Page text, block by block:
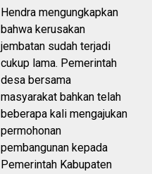
Hendra mengungkapkan
bahwa kerusakan
jembatan sudah terjadi
cukup lama. Pemerintah
desa bersama
masyarakat bahkan telah
beberapa kali mengajukan
permohonan
pembangunan kepada
Pemerintah Kabupaten